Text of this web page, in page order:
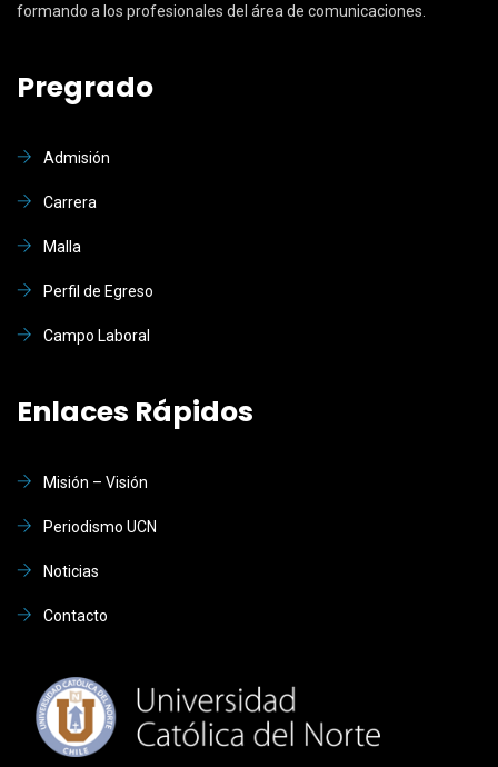
formando a los profesionales del área de comunicaciones.
Pregrado
Admisión
Carrera
Malla
Perfil de Egreso
Campo Laboral
Enlaces Rápidos
Misión – Visión
Periodismo UCN
Noticias
Contacto